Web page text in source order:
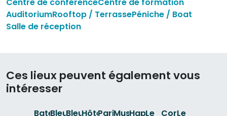
Centre de conférenceCentre de formation
AuditoriumRooftop / TerrassePéniche / Boat
Salle de réception
Ces lieux peuvent également vous
intéresser
Bateaux
BleuBleuHôtelParisMuséeHappy
Le
Corail
Le